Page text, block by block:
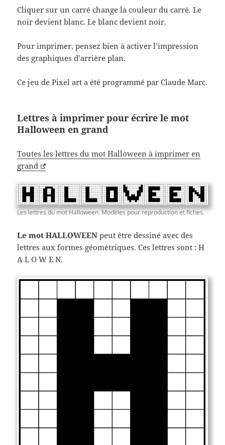
Cliquer sur un carré change la couleur du carré. Le
noir devient blanc. Le blanc devient noir.
Pour imprimer, pensez bien à activer l’impression
des graphiques d’arrière plan.
Ce jeu de Pixel art a été programmé par Claude Marc.
Lettres à imprimer pour écrire le mot
Halloween en grand
Toutes les lettres du mot Halloween à imprimer en
grand
Les lettres du mot Halloween. Modèles pour reproduction et fiches.
Le mot HALLOWEEN peut être dessiné avec des
lettres aux formes géométriques. Ces lettres sont : H
A L O W E N.